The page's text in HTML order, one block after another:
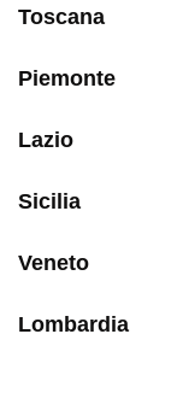
Toscana
Piemonte
Lazio
Sicilia
Veneto
Lombardia